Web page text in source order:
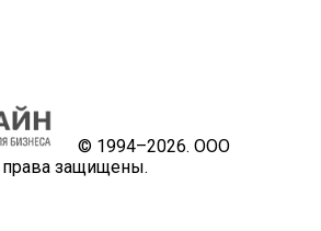
© 1994–2026. ООО
права защищены.